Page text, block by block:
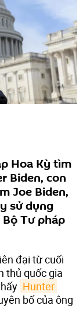
Hoa Kỳ tìm
Biden, con
Joe Biden,
sử dụng
Tư pháp
đại từ cuối
thủ quốc gia
Hunter
bố của ông